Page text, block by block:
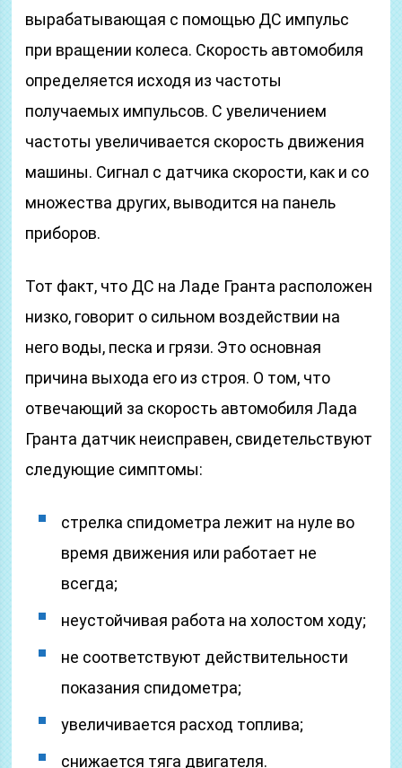
вырабатывающая с помощью ДС импульс
при вращении колеса. Скорость автомобиля
определяется исходя из частоты
получаемых импульсов. С увеличением
частоты увеличивается скорость движения
машины. Сигнал с датчика скорости, как и со
множества других, выводится на панель
приборов.
Тот факт, что ДС на Ладе Гранта расположен
низко, говорит о сильном воздействии на
него воды, песка и грязи. Это основная
причина выхода его из строя. О том, что
отвечающий за скорость автомобиля Лада
Гранта датчик неисправен, свидетельствуют
следующие симптомы:
стрелка спидометра лежит на нуле во
время движения или работает не
всегда;
неустойчивая работа на холостом ходу;
не соответствуют действительности
показания спидометра;
увеличивается расход топлива;
снижается тяга двигателя.